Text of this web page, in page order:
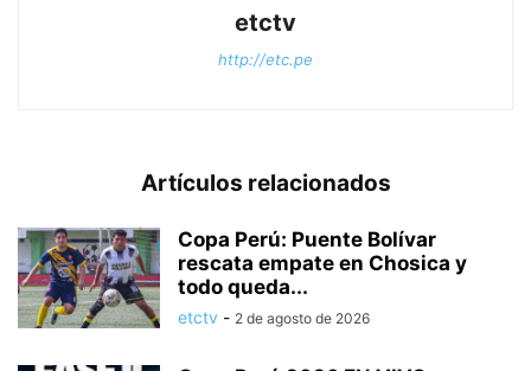
etctv
http://etc.pe
Artículos relacionados
Copa Perú: Puente Bolívar
rescata empate en Chosica y
todo queda...
etctv - 2 de agosto de 2026